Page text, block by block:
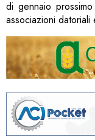
di gennaio
associazioni